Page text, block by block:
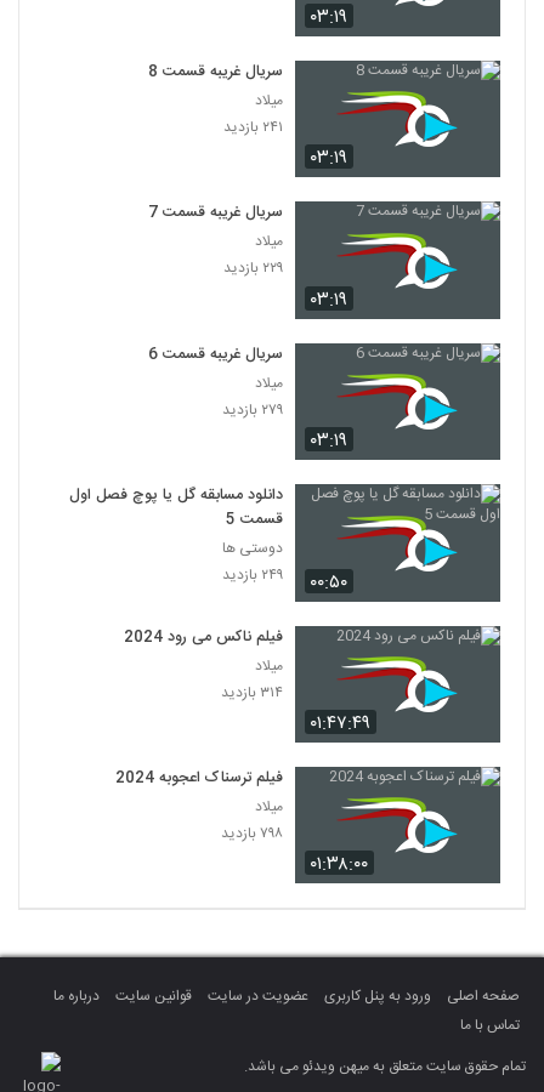
۰۳:۱۹
۰۳:۱۹
سریال غریبه قسمت 8
میلاد
۲۴۱ بازدید
۰۳:۱۹
سریال غریبه قسمت 7
میلاد
۲۲۹ بازدید
۰۳:۱۹
سریال غریبه قسمت 6
میلاد
۲۷۹ بازدید
۰۰:۵۰
دانلود مسابقه گل یا پوچ فصل اول
قسمت 5
دوستی ها
۲۴۹ بازدید
۰۱:۴۷:۴۹
فیلم ناکس می رود 2024
میلاد
۳۱۴ بازدید
۰۱:۳۸:۰۰
فیلم ترسناک اعجوبه 2024
میلاد
۷۹۸ بازدید
صفحه اصلی ورود به پنل کاربری عضویت در سایت قوانین سایت
درباره ما
تماس با ما
تمام حقوق سایت متعلق به میهن ویدئو می باشد.